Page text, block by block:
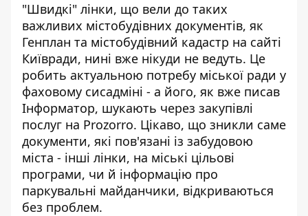
"Швидкі" лінки, що вели до таких
важливих містобудівних документів, як
Генплан та містобудівний кадастр на сайті
Київради, нині вже нікуди не ведуть. Це
робить актуальною потребу міської ради у
фаховому сисадміні - а його, як вже писав
Інформатор, шукають через закупівлі
послуг на Prozorro. Цікаво, що зникли саме
документи, які пов'язані із забудовою
міста - інші лінки, на міські цільові
програми, чи й інформацію про
паркувальні майданчики, відкриваються
без проблем.